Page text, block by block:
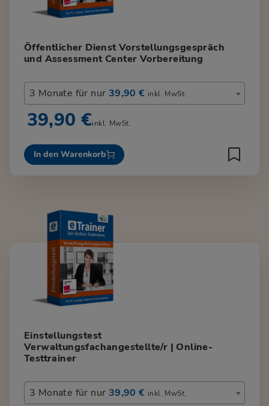
Öffentlicher Dienst Vorstellungsgespräch
und Assessment Center Vorbereitung
3 Monate für nur 39,90 € inkl. MwSt.
39,90 €inkl. MwSt.
In den Warenkorb
Einstellungstest
Verwaltungsfachangestellte/r | Online-
Testtrainer
3 Monate für nur 39,90 € inkl. MwSt.